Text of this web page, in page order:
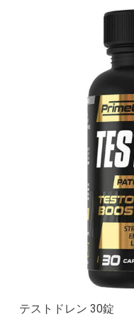
テストドレン 30錠